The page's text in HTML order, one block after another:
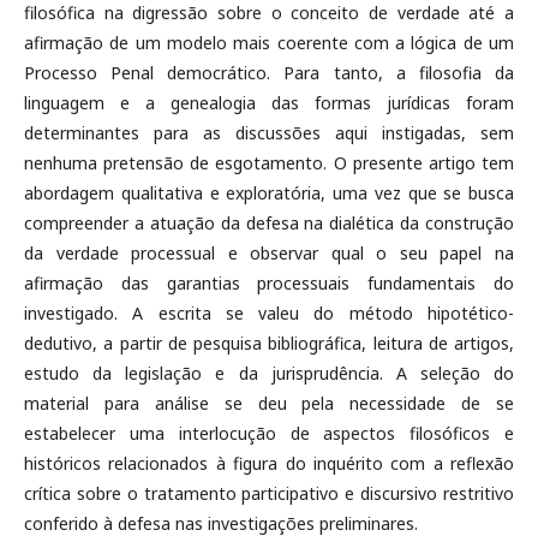
filosófica na digressão sobre o conceito de verdade até a
afirmação de um modelo mais coerente com a lógica de um
Processo Penal democrático. Para tanto, a filosofia da
linguagem e a genealogia das formas jurídicas foram
determinantes para as discussões aqui instigadas, sem
nenhuma pretensão de esgotamento. O presente artigo tem
abordagem qualitativa e exploratória, uma vez que se busca
compreender a atuação da defesa na dialética da construção
da verdade processual e observar qual o seu papel na
afirmação das garantias processuais fundamentais do
investigado. A escrita se valeu do método hipotético-
dedutivo, a partir de pesquisa bibliográfica, leitura de artigos,
estudo da legislação e da jurisprudência. A seleção do
material para análise se deu pela necessidade de se
estabelecer uma interlocução de aspectos filosóficos e
históricos relacionados à figura do inquérito com a reflexão
crítica sobre o tratamento participativo e discursivo restritivo
conferido à defesa nas investigações preliminares.